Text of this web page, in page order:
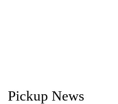
Pickup News